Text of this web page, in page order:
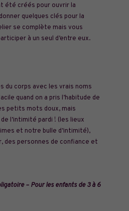
été créés pour ouvrir la
quelques clés pour la
se complète mais vous
à un seul d’entre eux.
du corps avec les vrais noms
quand on a pris l’habitude de
petits mots doux, mais
l’intimité pardi ! (les lieux
et notre bulle d’intimité),
des personnes de confiance et
– Pour les enfants de 3 à 6